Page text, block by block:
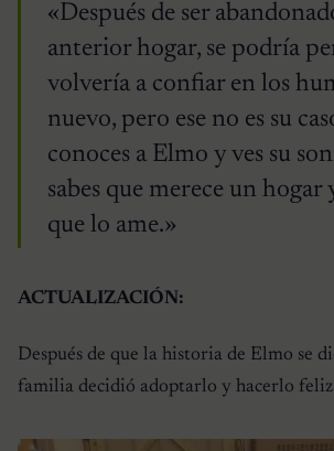
«Después de ser
anterior hogar, se podría
volvería a confiar en los
nuevo, pero ese no es su
conoces a Elmo y ves su
sabes que merece un
que lo ame.»
ACTUALIZACIÓN:
Después de que la historia de Elmo se
familia decidió adoptarlo y hacerlo